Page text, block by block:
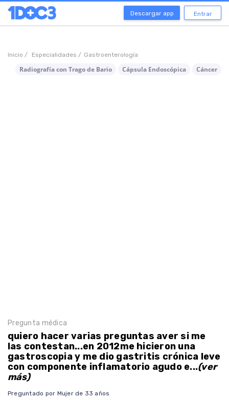
Descargar app Entrar
Inicio / Especialidades / Gastroenterología
Radiografía con Trago de Bario Cápsula Endoscópica Cáncer
Pregunta médica
quiero hacer varias preguntas aver si me
las contestan...en 2012me hicieron una
gastroscopia y me dio gastritis crónica leve
con componente inflamatorio agudo e...(ver
más)
Preguntado por Mujer de 33 años